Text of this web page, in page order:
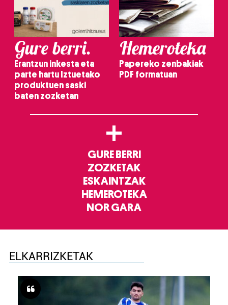
Gure berri.
Erantzun inkesta eta
parte hartu Iztuetako
produktuen saski
baten zozketan
Hemeroteka
Papereko zenbakiak
PDF formatuan
+
GURE BERRI
ZOZKETAK
ESKAINTZAK
HEMEROTEKA
NOR GARA
ELKARRIZKETAK